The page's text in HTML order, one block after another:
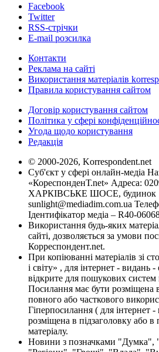
Facebook
Twitter
RSS-стрічки
E-mail розсилка
Контакти
Реклама на сайті
Використання матеріалів
Правила користування сайтом
Договір користування сайтом
Політика у сфері
Угода щодо користування
Редакція
© 2000-2026, Korrespondent.net
Суб'єкт у сфері онлайн-медіа
«КореспонденТ.net» Адреса:
ХАРКІВСЬКЕ ШОСЕ, будинок
sunlight@mediadim.com.ua
Ідентифікатор медіа – R40-
Використання будь-яких
сайті, дозволяється за умови
Корреспондент.net.
При копіюванні матеріалів зі
і світу» , для інтернет - видань
відкрите для пошукових систем
Посилання має бути розміщена
повного або часткового
Гіперпосилання ( для інтернет
розміщена в підзаголовку або в
матеріалу.
Новини з позначками "Думка",